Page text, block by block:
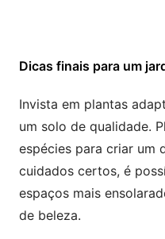
Dicas finais para um
Invista em plantas
um solo de qualidade.
espécies para criar um
cuidados certos, é
espaços mais
de beleza.